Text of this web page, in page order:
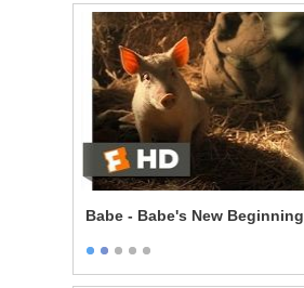
Babe - Babe's New Beginning